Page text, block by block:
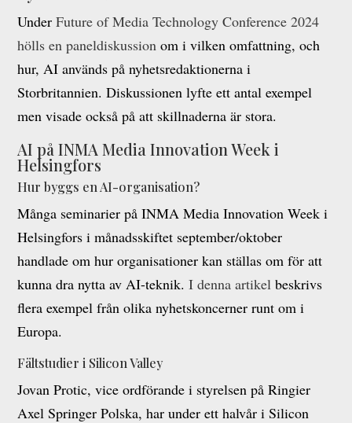
UnderFuture of Media Technology Conference 2024
hölls en paneldiskussion om i vilken omfattning, och
hur, AI används på nyhetsredaktionerna i
Storbritannien. Diskussionen lyfte ett antal exempel
men visade också på att skillnaderna är stora.
AI på INMA Media Innovation Week i
Helsingfors
Hur byggs en AI-organisation?
Många seminarier på INMA Media Innovation Week i
Helsingfors i månadsskiftet september/oktober
handlade om hur organisationer kan ställas om för att
kunna dra nytta av AI-teknik.I denna artikel beskrivs
flera exempel från olika nyhetskoncerner runt om i
Europa.
Fältstudier i Silicon Valley
Jovan Protic, vice ordförande i styrelsen på Ringier
Axel Springer Polska, har under ett halvår i Silicon